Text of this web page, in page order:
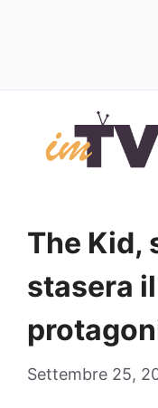
contenuto
The Kid,
stasera
Settembre 25,